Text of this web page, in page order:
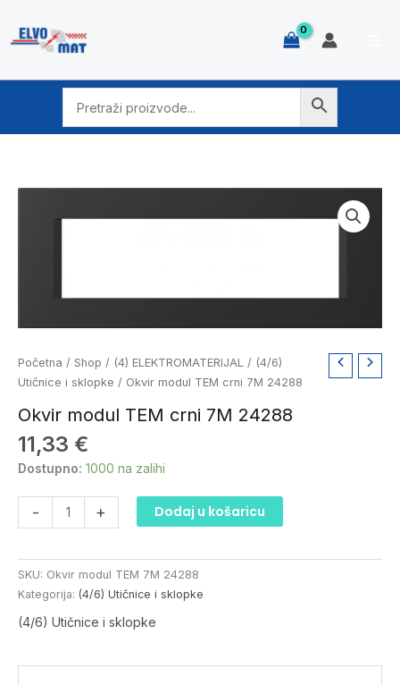
content
Početna / Shop / (4) ELEKTROMATERIJAL / (4/6)
Utičnice i sklopke / Okvir modul TEM crni 7M 24288
Okvir modul TEM crni 7M 24288
11,33 €
Dostupno: 1000 na zalihi
-
Okvir
modul
crni
7M
24288
količina
+ Dodaj u košaricu
SKU: Okvir modul TEM 7M 24288
Kategorija: (4/6) Utičnice i sklopke
(4/6) Utičnice i sklopke